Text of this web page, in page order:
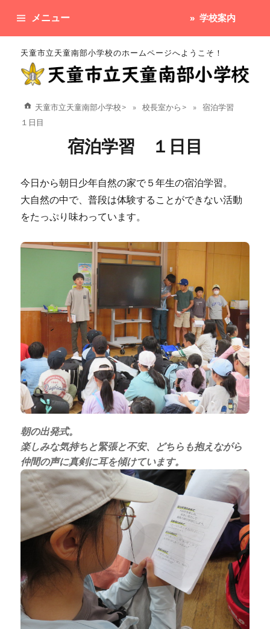
天童市立天童南部小学校のホームページへようこそ！
メニュー 学校案内
天童市立天童南部小学校 > 校長室から >
宿泊学習
１日目
宿泊学習 １日目
今日から朝日少年自然の家で５年生の宿泊学習。
大自然の中で、普段は体験することができない活動
をたっぷり味わっています。
朝の出発式。
楽しみな気持ちと緊張と不安、どちらも抱えながら
仲間の声に真剣に耳を傾けています。